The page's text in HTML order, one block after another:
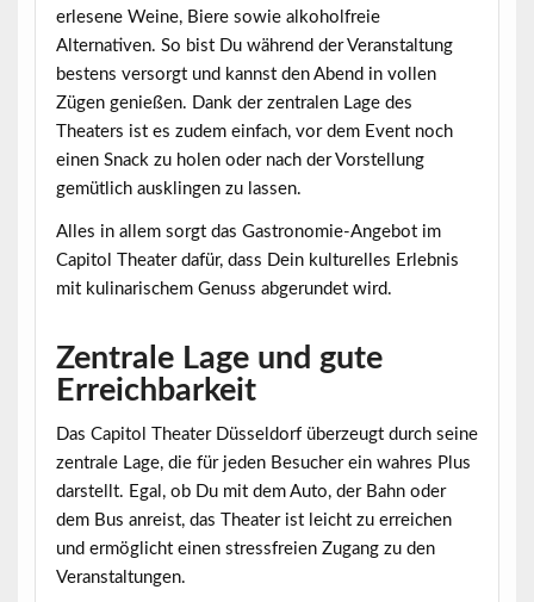
erlesene Weine, Biere sowie alkoholfreie
Alternativen. So bist Du während der Veranstaltung
bestens versorgt und kannst den Abend in vollen
Zügen genießen. Dank der zentralen Lage des
Theaters ist es zudem einfach, vor dem Event noch
einen Snack zu holen oder nach der Vorstellung
gemütlich ausklingen zu lassen.
Alles in allem sorgt das Gastronomie-Angebot im
Capitol Theater dafür, dass Dein kulturelles Erlebnis
mit kulinarischem Genuss abgerundet wird.
Zentrale Lage und gute
Erreichbarkeit
Das Capitol Theater Düsseldorf überzeugt durch seine
zentrale Lage, die für jeden Besucher ein wahres Plus
darstellt. Egal, ob Du mit dem Auto, der Bahn oder
dem Bus anreist, das Theater ist leicht zu erreichen
und ermöglicht einen stressfreien Zugang zu den
Veranstaltungen.